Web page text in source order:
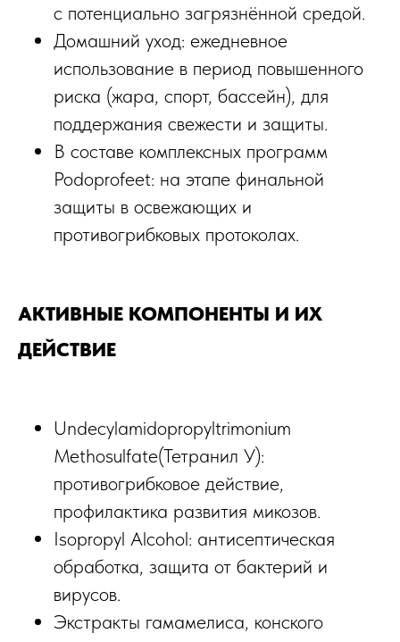
с потенциально загрязнённой средой.​
Домашний уход: ежедневное
использование в период повышенного
риска (жара, спорт, бассейн), для
поддержания свежести и защиты.​
В составе комплексных программ
Podoprofeet: на этапе финальной
защиты в освежающих и
противогрибковых протоколах.
АКТИВНЫЕ КОМПОНЕНТЫ И ИХ
ДЕЙСТВИЕ
Undecylamidopropyltrimonium
Methosulfate(Тетранил У):
противогрибковое действие,
профилактика развития микозов.​
Isopropyl Alcohol: антисептическая
обработка, защита от бактерий и
вирусов.​
Экстракты гамамелиса, конского